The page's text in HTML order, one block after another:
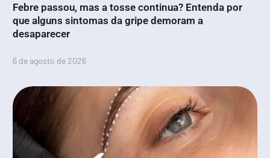
Febre passou, mas a tosse continua? Entenda por
que alguns sintomas da gripe demoram a
desaparecer
6 de agosto de 2026